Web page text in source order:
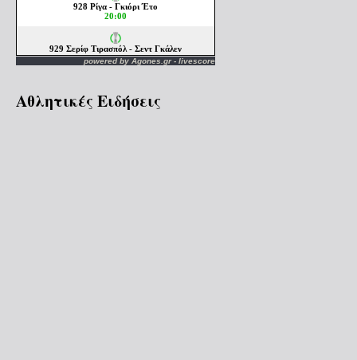
powered by Agones.gr- livescore
Αθλητικές Ειδήσεις